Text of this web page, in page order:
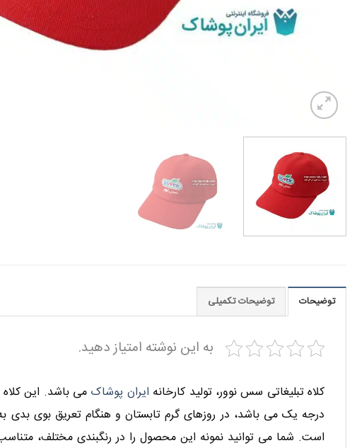
توضیحات توضیحات تکمیلی
به این نوشته امتیاز دهید.
کلاه تبلیغاتی سس نوور، تولید کارخانه ایران پوشاک می باشد. این
درجه یک می باشد، در روزهای گرم تابستان و هنگام تعریق بوی بدی
است. شما می توانید نمونه این محصول را در رنگبندی مختلف،